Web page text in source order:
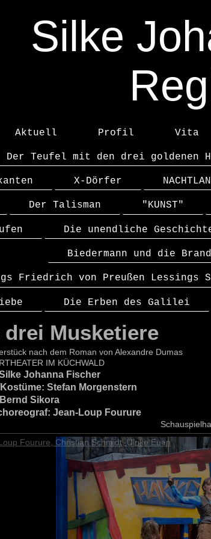
Silke
Aktuell Profil Vita
Der Teufel mit den drei goldenen
X-Dörfer
Der Talisman "KUNST"
Die unendliche
Biedermann und die
Friedrich von Preußen Lessings
Die Erben des Galilei
drei Musketiere
nach dem Roman von Alexandre Dumas
IM KÜCHWALD
Johanna Fischer
Stefan Morgenstern
Sikora
Jean-Loup Fourure